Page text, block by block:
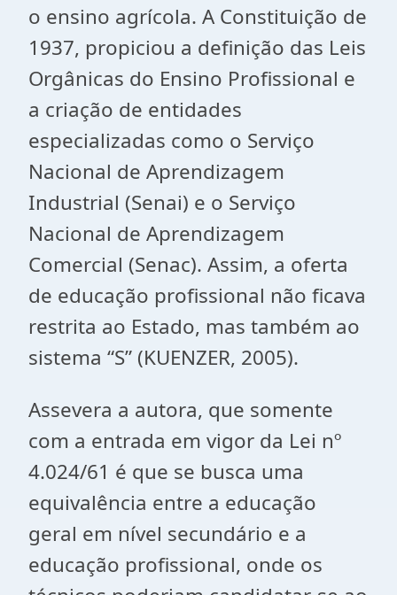
o ensino agrícola. A Constituição de
1937, propiciou a definição das Leis
Orgânicas do Ensino Profissional e
a criação de entidades
especializadas como o Serviço
Nacional de Aprendizagem
Industrial (Senai) e o Serviço
Nacional de Aprendizagem
Comercial (Senac). Assim, a oferta
de educação profissional não ficava
restrita ao Estado, mas também ao
sistema “S” (KUENZER, 2005).
Assevera a autora, que somente
com a entrada em vigor da Lei nº
4.024/61 é que se busca uma
equivalência entre a educação
geral em nível secundário e a
educação profissional, onde os